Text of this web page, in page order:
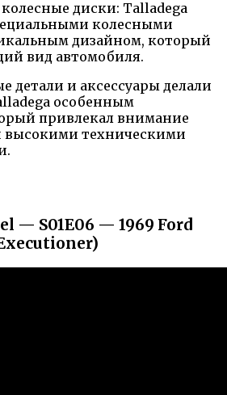
диски: Talladega
колесными
дизайном, который
вид автомобиля.
детали и аксессуары делали
особенным
привлекал внимание
высокими техническими
— S01E06 — 1969 Ford